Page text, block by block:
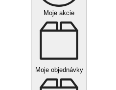
Moje akcie
Moje objednávky